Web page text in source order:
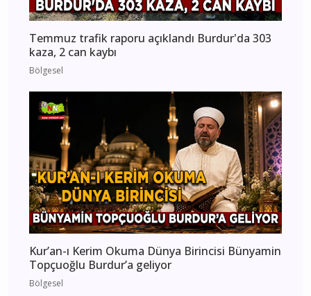
Temmuz trafik raporu açıklandı Burdur'da 303
kaza, 2 can kaybı
Bölgesel
Kur’an-ı Kerim Okuma Dünya Birincisi Bünyamin
Topçuoğlu Burdur’a geliyor
Bölgesel